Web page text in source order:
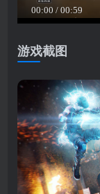
游戏截图